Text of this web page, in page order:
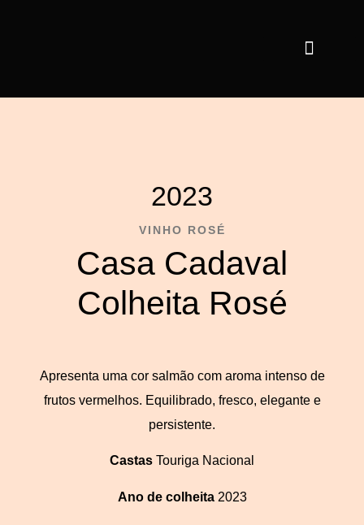
2023
VINHO ROSÉ
Casa Cadaval
Colheita Rosé
Apresenta uma cor salmão com aroma intenso de
frutos vermelhos. Equilibrado, fresco, elegante e
persistente.
Castas Touriga Nacional
Ano de colheita2023